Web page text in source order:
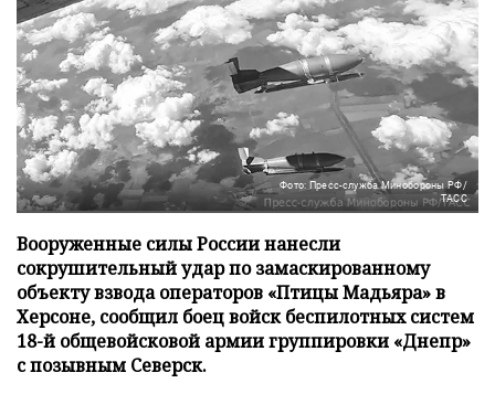
Фото: Пресс-служба Минобороны РФ/
ТАСС
Вооруженные силы России нанесли
сокрушительный удар по замаскированному
объекту взвода операторов «Птицы Мадьяра» в
Херсоне, сообщил боец войск беспилотных систем
18-й общевойсковой армии группировки «Днепр»
с позывным Северск.